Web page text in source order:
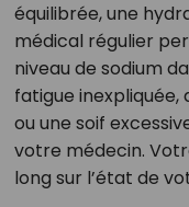
équilibrée, une
médical régulier
niveau de sodium
fatigue
ou une soif
votre médecin.
long sur l’état de